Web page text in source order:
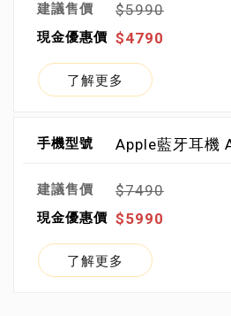
$5990
$4790
了解更多
Apple藍牙耳機
$7490
$5990
了解更多